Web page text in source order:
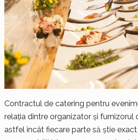
Contractul de catering pentru
relația dintre organizator și furnizorul
astfel încât fiecare parte să știe